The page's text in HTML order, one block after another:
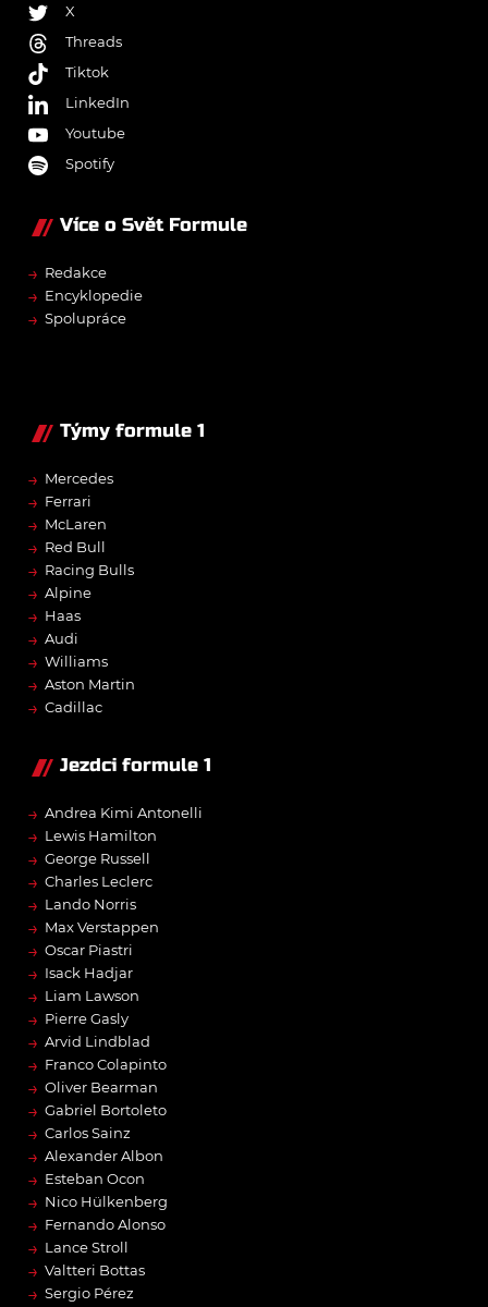
X
Threads
Tiktok
LinkedIn
Youtube
Spotify
Více o Svět Formule
→ Redakce
→ Encyklopedie
→ Spolupráce
Týmy formule 1
→ Mercedes
→ Ferrari
→ McLaren
→ Red Bull
→ Racing Bulls
→ Alpine
→ Haas
→ Audi
→ Williams
→ Aston Martin
→ Cadillac
Jezdci formule 1
→ Andrea Kimi Antonelli
→ Lewis Hamilton
→ George Russell
→ Charles Leclerc
→ Lando Norris
→ Max Verstappen
→ Oscar Piastri
→ Isack Hadjar
→ Liam Lawson
→ Pierre Gasly
→ Arvid Lindblad
→ Franco Colapinto
→ Oliver Bearman
→ Gabriel Bortoleto
→ Carlos Sainz
→ Alexander Albon
→ Esteban Ocon
→ Nico Hülkenberg
→ Fernando Alonso
→ Lance Stroll
→ Valtteri Bottas
→ Sergio Pérez